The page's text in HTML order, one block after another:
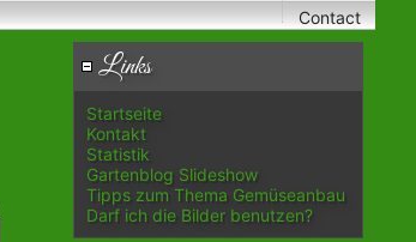
Contact
Links
Startseite
Kontakt
Statistik
Gartenblog Slideshow
Tipps zum Thema Gemüseanbau
Darf ich die Bilder benutzen?